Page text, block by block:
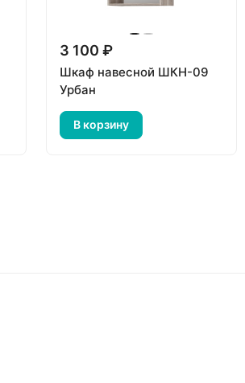
3 100 ₽
Шкаф навесной ШКН-09
Урбан
В корзину